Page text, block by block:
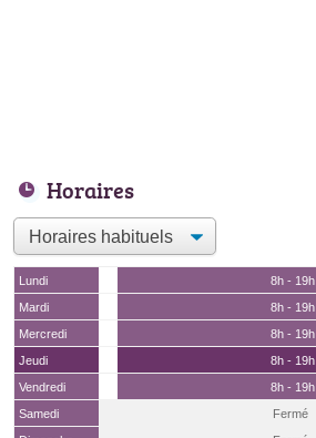
Horaires
Lundi
8h - 19h
Mardi
8h - 19h
Mercredi
8h - 19h
Jeudi
8h - 19h
Vendredi
8h - 19h
Samedi
Fermé